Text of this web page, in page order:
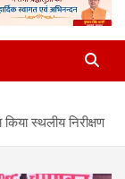
स्थलीय निरीक्षण